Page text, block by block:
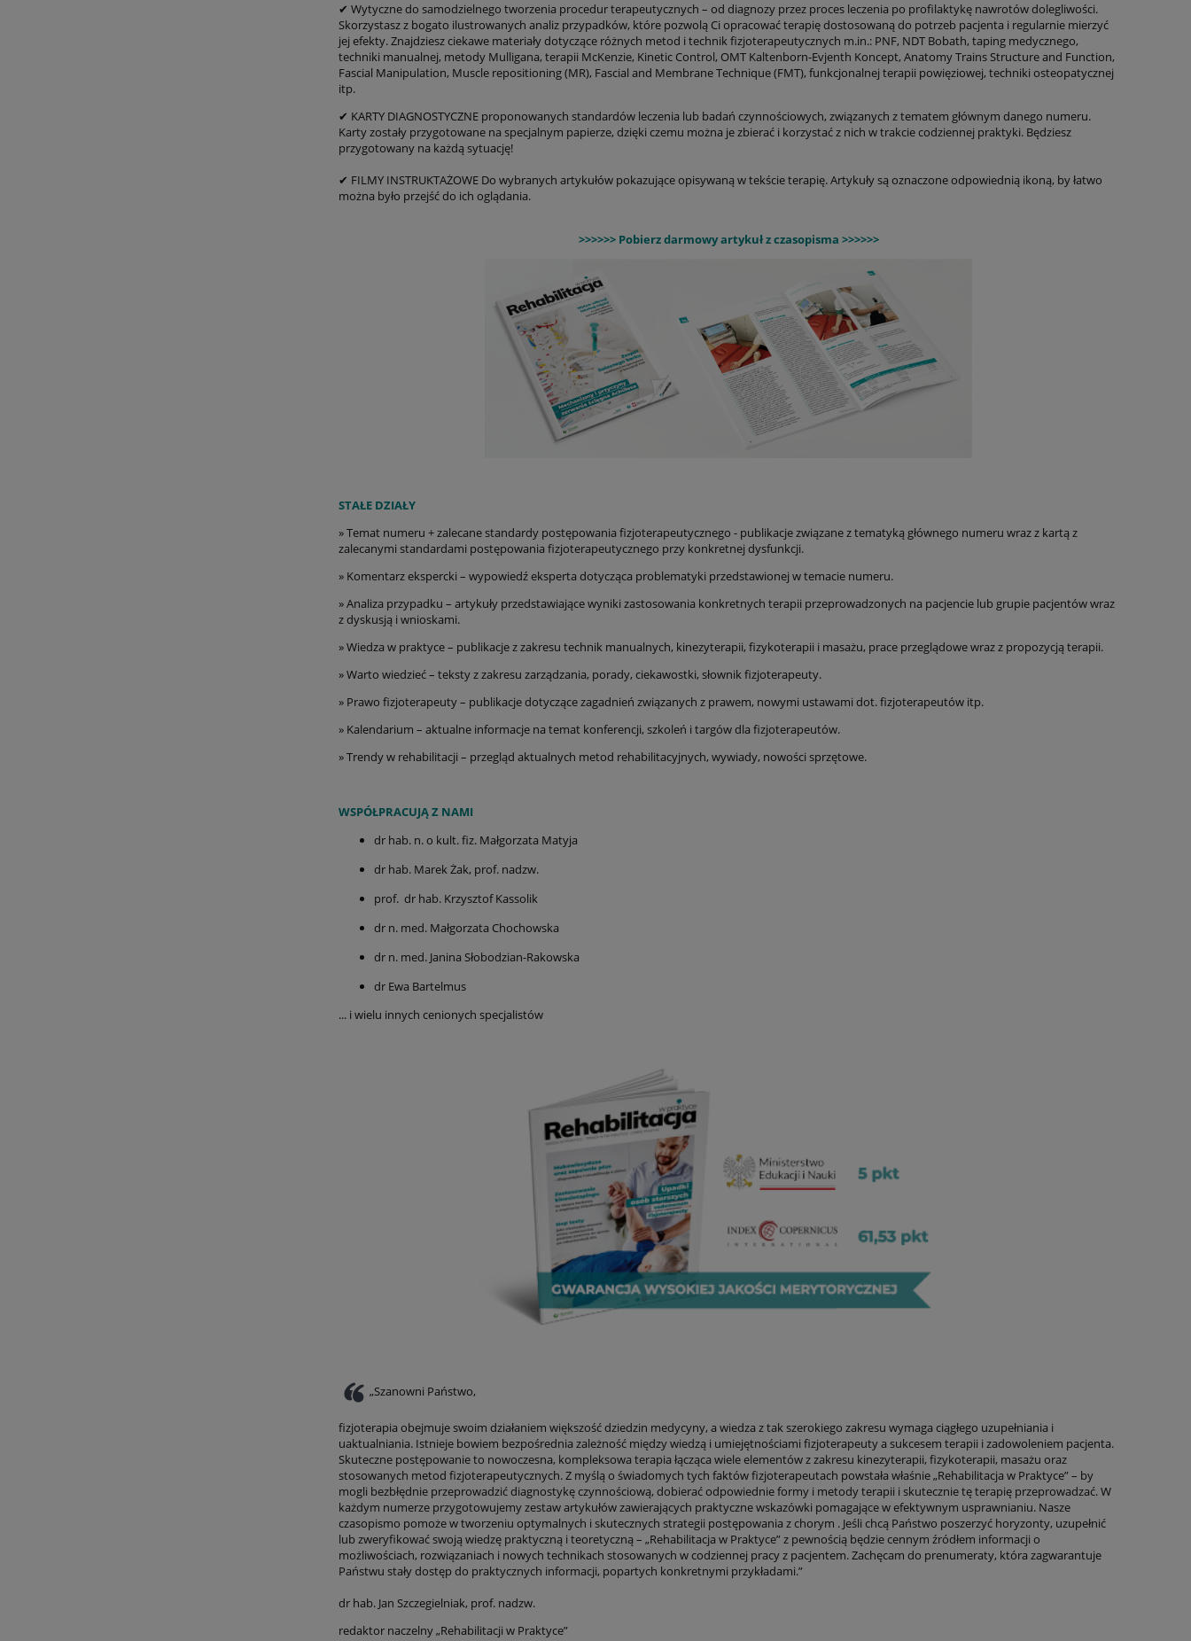
✔ Wytyczne do samodzielnego tworzenia procedur terapeutycznych – od diagnozy przez proces leczenia po profilaktykę nawrotów dolegliwości.
Skorzystasz z bogato ilustrowanych analiz przypadków, które pozwolą Ci opracować terapię dostosowaną do potrzeb pacjenta i regularnie mierzyć
jej efekty. Znajdziesz ciekawe materiały dotyczące różnych metod i technik fizjoterapeutycznych m.in.: PNF, NDT Bobath, taping medycznego,
techniki manualnej, metody Mulligana, terapii McKenzie, Kinetic Control, OMT Kaltenborn-Evjenth Koncept, Anatomy Trains Structure and Function,
Fascial Manipulation, Muscle repositioning (MR), Fascial and Membrane Technique (FMT), funkcjonalnej terapii powięziowej, techniki osteopatycznej
itp.
✔ KARTY DIAGNOSTYCZNE proponowanych standardów leczenia lub badań czynnościowych, związanych z tematem głównym danego numeru.
Karty zostały przygotowane na specjalnym papierze, dzięki czemu można je zbierać i korzystać z nich w trakcie codziennej praktyki. Będziesz
przygotowany na każdą sytuację!
✔ FILMY INSTRUKTAŻOWE Do wybranych artykułów pokazujące opisywaną w tekście terapię. Artykuły są oznaczone odpowiednią ikoną, by łatwo
można było przejść do ich oglądania.
>>>>>> Pobierz darmowy artykuł z czasopisma >>>>>>
STAŁE DZIAŁY
» Temat numeru + zalecane standardy postępowania fizjoterapeutycznego - publikacje związane z tematyką głównego numeru wraz z kartą z
zalecanymi standardami postępowania fizjoterapeutycznego przy konkretnej dysfunkcji.
» Komentarz ekspercki – wypowiedź eksperta dotycząca problematyki przedstawionej w temacie numeru.
» Analiza przypadku – artykuły przedstawiające wyniki zastosowania konkretnych terapii przeprowadzonych na pacjencie lub grupie pacjentów wraz
z dyskusją i wnioskami.
» Wiedza w praktyce – publikacje z zakresu technik manualnych, kinezyterapii, fizykoterapii i masażu, prace przeglądowe wraz z propozycją terapii.
» Warto wiedzieć – teksty z zakresu zarządzania, porady, ciekawostki, słownik fizjoterapeuty.
» Prawo fizjoterapeuty – publikacje dotyczące zagadnień związanych z prawem, nowymi ustawami dot. fizjoterapeutów itp.
» Kalendarium – aktualne informacje na temat konferencji, szkoleń i targów dla fizjoterapeutów.
» Trendy w rehabilitacji – przegląd aktualnych metod rehabilitacyjnych, wywiady, nowości sprzętowe.
WSPÓŁPRACUJĄ Z NAMI
dr hab. n. o kult. fiz. Małgorzata Matyja
dr hab. Marek Żak, prof. nadzw.
prof. dr hab. Krzysztof Kassolik
dr n. med. Małgorzata Chochowska
dr n. med. Janina Słobodzian-Rakowska
dr Ewa Bartelmus
... i wielu innych cenionych specjalistów
„Szanowni Państwo,
fizjoterapia obejmuje swoim działaniem większość dziedzin medycyny, a wiedza z tak szerokiego zakresu wymaga ciągłego uzupełniania i
uaktualniania. Istnieje bowiem bezpośrednia zależność między wiedzą i umiejętnościami fizjoterapeuty a sukcesem terapii i zadowoleniem pacjenta.
Skuteczne postępowanie to nowoczesna, kompleksowa terapia łącząca wiele elementów z zakresu kinezyterapii, fizykoterapii, masażu oraz
stosowanych metod fizjoterapeutycznych. Z myślą o świadomych tych faktów fizjoterapeutach powstała właśnie „Rehabilitacja w Praktyce” – by
mogli bezbłędnie przeprowadzić diagnostykę czynnościową, dobierać odpowiednie formy i metody terapii i skutecznie tę terapię przeprowadzać. W
każdym numerze przygotowujemy zestaw artykułów zawierających praktyczne wskazówki pomagające w efektywnym usprawnianiu. Nasze
czasopismo pomoże w tworzeniu optymalnych i skutecznych strategii postępowania z chorym . Jeśli chcą Państwo poszerzyć horyzonty, uzupełnić
lub zweryfikować swoją wiedzę praktyczną i teoretyczną – „Rehabilitacja w Praktyce” z pewnością będzie cennym źródłem informacji o
możliwościach, rozwiązaniach i nowych technikach stosowanych w codziennej pracy z pacjentem. Zachęcam do prenumeraty, która zagwarantuje
Państwu stały dostęp do praktycznych informacji, popartych konkretnymi przykładami.”
dr hab. Jan Szczegielniak, prof. nadzw.
redaktor naczelny „Rehabilitacji w Praktyce”